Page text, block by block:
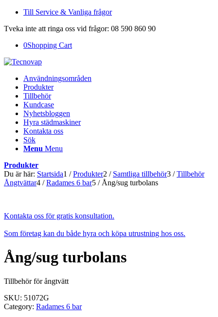
Till Service & Vanliga frågor
Tveka inte att ringa oss vid frågor: 08 590 860 90
0Shopping Cart
Användningsområden
Produkter
Tillbehör
Kundcase
Nyhetsbloggen
Hyra städmaskiner
Kontakta oss
Sök
Menu Menu
Produkter
Du är här: Startsida1 / Produkter2 / Samtliga tillbehör3 / Tillbehör
Ångtvättar4 / Radames 6 bar5 / Ång/sug turbolans
Kontakta oss för gratis konsultation.
Som företag kan du både hyra och köpa utrustning hos oss.
Ång/sug turbolans
Tillbehör för ångtvätt
SKU: 51072G
Category: Radames 6 bar